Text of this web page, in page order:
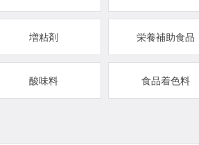
増粘剤 栄養補助食品
酸味料 食品着色料